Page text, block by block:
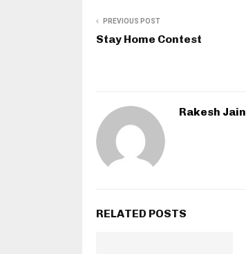
PREVIOUS POST
Stay Home Contest
Rakesh Jain
RELATED POSTS